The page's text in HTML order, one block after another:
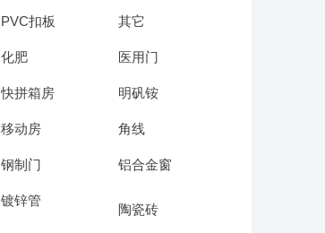
PVC扣板 其它
化肥 医用门
快拼箱房 明矾铵
移动房 角线
钢制门 铝合金窗
镀锌管
陶瓷砖